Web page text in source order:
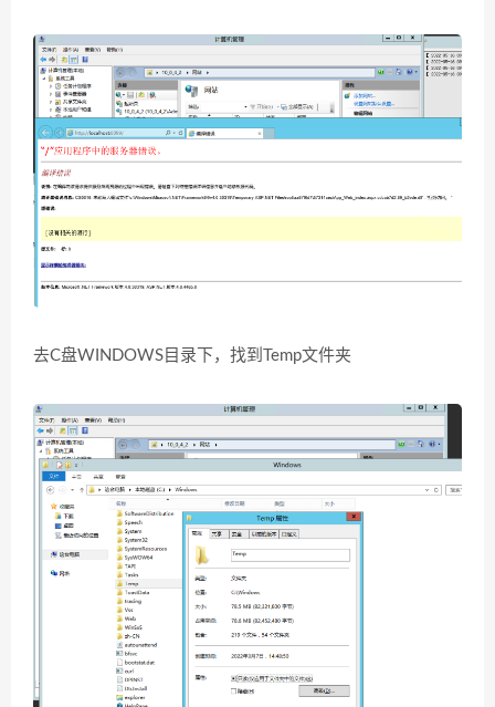
去C盘WINDOWS目录下，找到Temp文件夹